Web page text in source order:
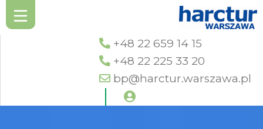
+48 22 659 14 15
+48 22 225 33 20
bp@harctur.warszawa.pl